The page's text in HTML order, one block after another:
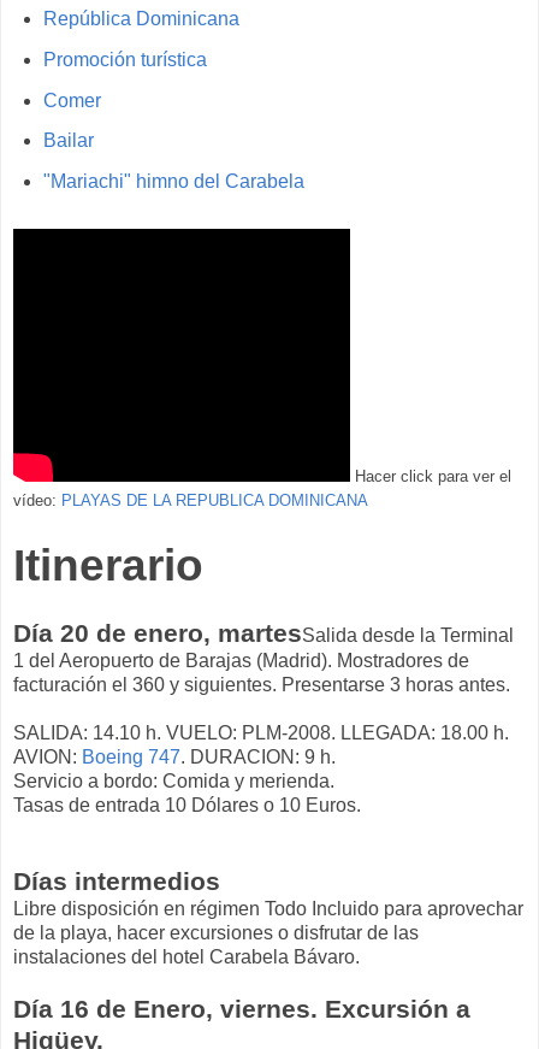
República Dominicana
Promoción turística
Comer
Bailar
"Mariachi" himno del Carabela
Hacer click para ver el
vídeo: PLAYAS DE LA REPUBLICA DOMINICANA
Itinerario
Día 20 de enero, martesSalida desde la Terminal
1 del Aeropuerto de Barajas (Madrid). Mostradores de
facturación el 360 y siguientes. Presentarse 3 horas antes.
SALIDA: 14.10 h. VUELO: PLM-2008. LLEGADA: 18.00 h.
AVION: Boeing 747. DURACION: 9 h.
Servicio a bordo: Comida y merienda.
Tasas de entrada 10 Dólares o 10 Euros.
Días intermedios
Libre disposición en régimen Todo Incluido para aprovechar
de la playa, hacer excursiones o disfrutar de las
instalaciones del hotel Carabela Bávaro.
Día 16 de Enero, viernes. Excursión a
Higüey.